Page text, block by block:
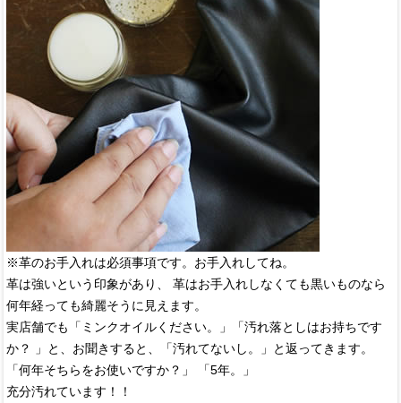
※革のお手入れは必須事項です。お手入れしてね。
革は強いという印象があり、 革はお手入れしなくても黒いものなら
何年経っても綺麗そうに見えます。
実店舗でも「ミンクオイルください。」「汚れ落としはお持ちです
か？ 」と、お聞きすると、「汚れてないし。」と返ってきます。
「何年そちらをお使いですか？」 「5年。」
充分汚れています！！